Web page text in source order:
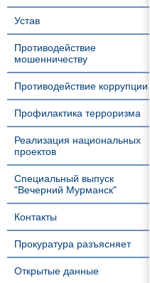
Устав
Противодействие
мошенничеству
Противодействие коррупции
Профилактика терроризма
Реализация национальных
проектов
Специальный выпуск
"Вечерний Мурманск"
Контакты
Прокуратура разъясняет
Открытые данные